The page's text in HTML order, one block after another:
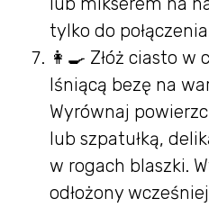
tylko do
👩‍🍳 Złóż ciasto w
lśniącą bezę na
Wyrównaj
lub szpatułką,
w rogach blaszki.
odłożony